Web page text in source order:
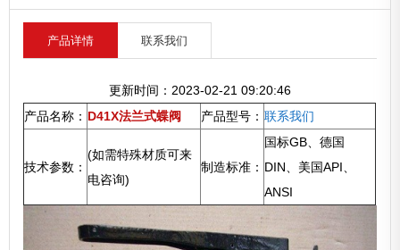
产品详情 联系我们
更新时间：2023-02-21 09:20:46
产品名称： D41X法兰式蝶阀 产品型号： 联系我们
技术参数：
(如需特殊材质可来
电咨询)
制造标准：
国标GB、德国
DIN、美国API、
ANSI